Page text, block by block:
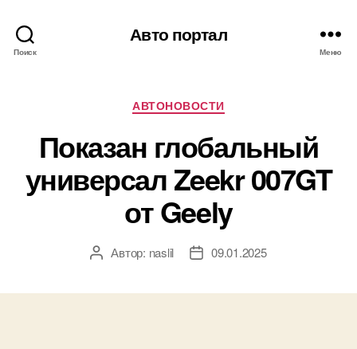
Поиск
Авто портал
Меню
Рубрики
АВТОНОВОСТИ
Показан глобальный
универсал Zeekr 007GT
от Geely
АвторАвтор: naslil
Дата09.01.2025